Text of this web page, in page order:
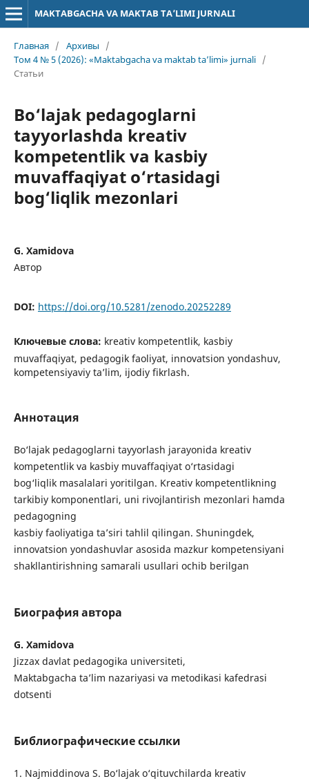
MAKTABGACHA VA MAKTAB TA’LIMI JURNALI
Главная / Архивы
/
Том 4 № 5 (2026): «Maktabgacha va maktab ta’limi» jurnali /
Статьи
Bo‘lajak pedagoglarni
tayyorlashda kreativ
kompetentlik va kasbiy
muvaffaqiyat o‘rtasidagi
bog‘liqlik mezonlari
G. Xamidova
Автор
DOI: https://doi.org/10.5281/zenodo.20252289
Ключевые слова: kreativ kompetentlik, kasbiy
muvaffaqiyat, pedagogik faoliyat, innovatsion yondashuv,
kompetensiyaviy ta’lim, ijodiy fikrlash.
Аннотация
Bo‘lajak pedagoglarni tayyorlash jarayonida kreativ
kompetentlik va kasbiy muvaffaqiyat o‘rtasidagi
bog‘liqlik masalalari yoritilgan. Kreativ kompetentlikning
tarkibiy komponentlari, uni rivojlantirish mezonlari hamda
pedagogning
kasbiy faoliyatiga ta’siri tahlil qilingan. Shuningdek,
innovatsion yondashuvlar asosida mazkur kompetensiyani
shakllantirishning samarali usullari ochib berilgan
Биография автора
G. Xamidova
Jizzax davlat pedagogika universiteti,
Maktabgacha ta’lim nazariyasi va metodikasi kafedrasi
dotsenti
Библиографические ссылки
1. Najmiddinova S. Bo‘lajak o‘qituvchilarda kreativ